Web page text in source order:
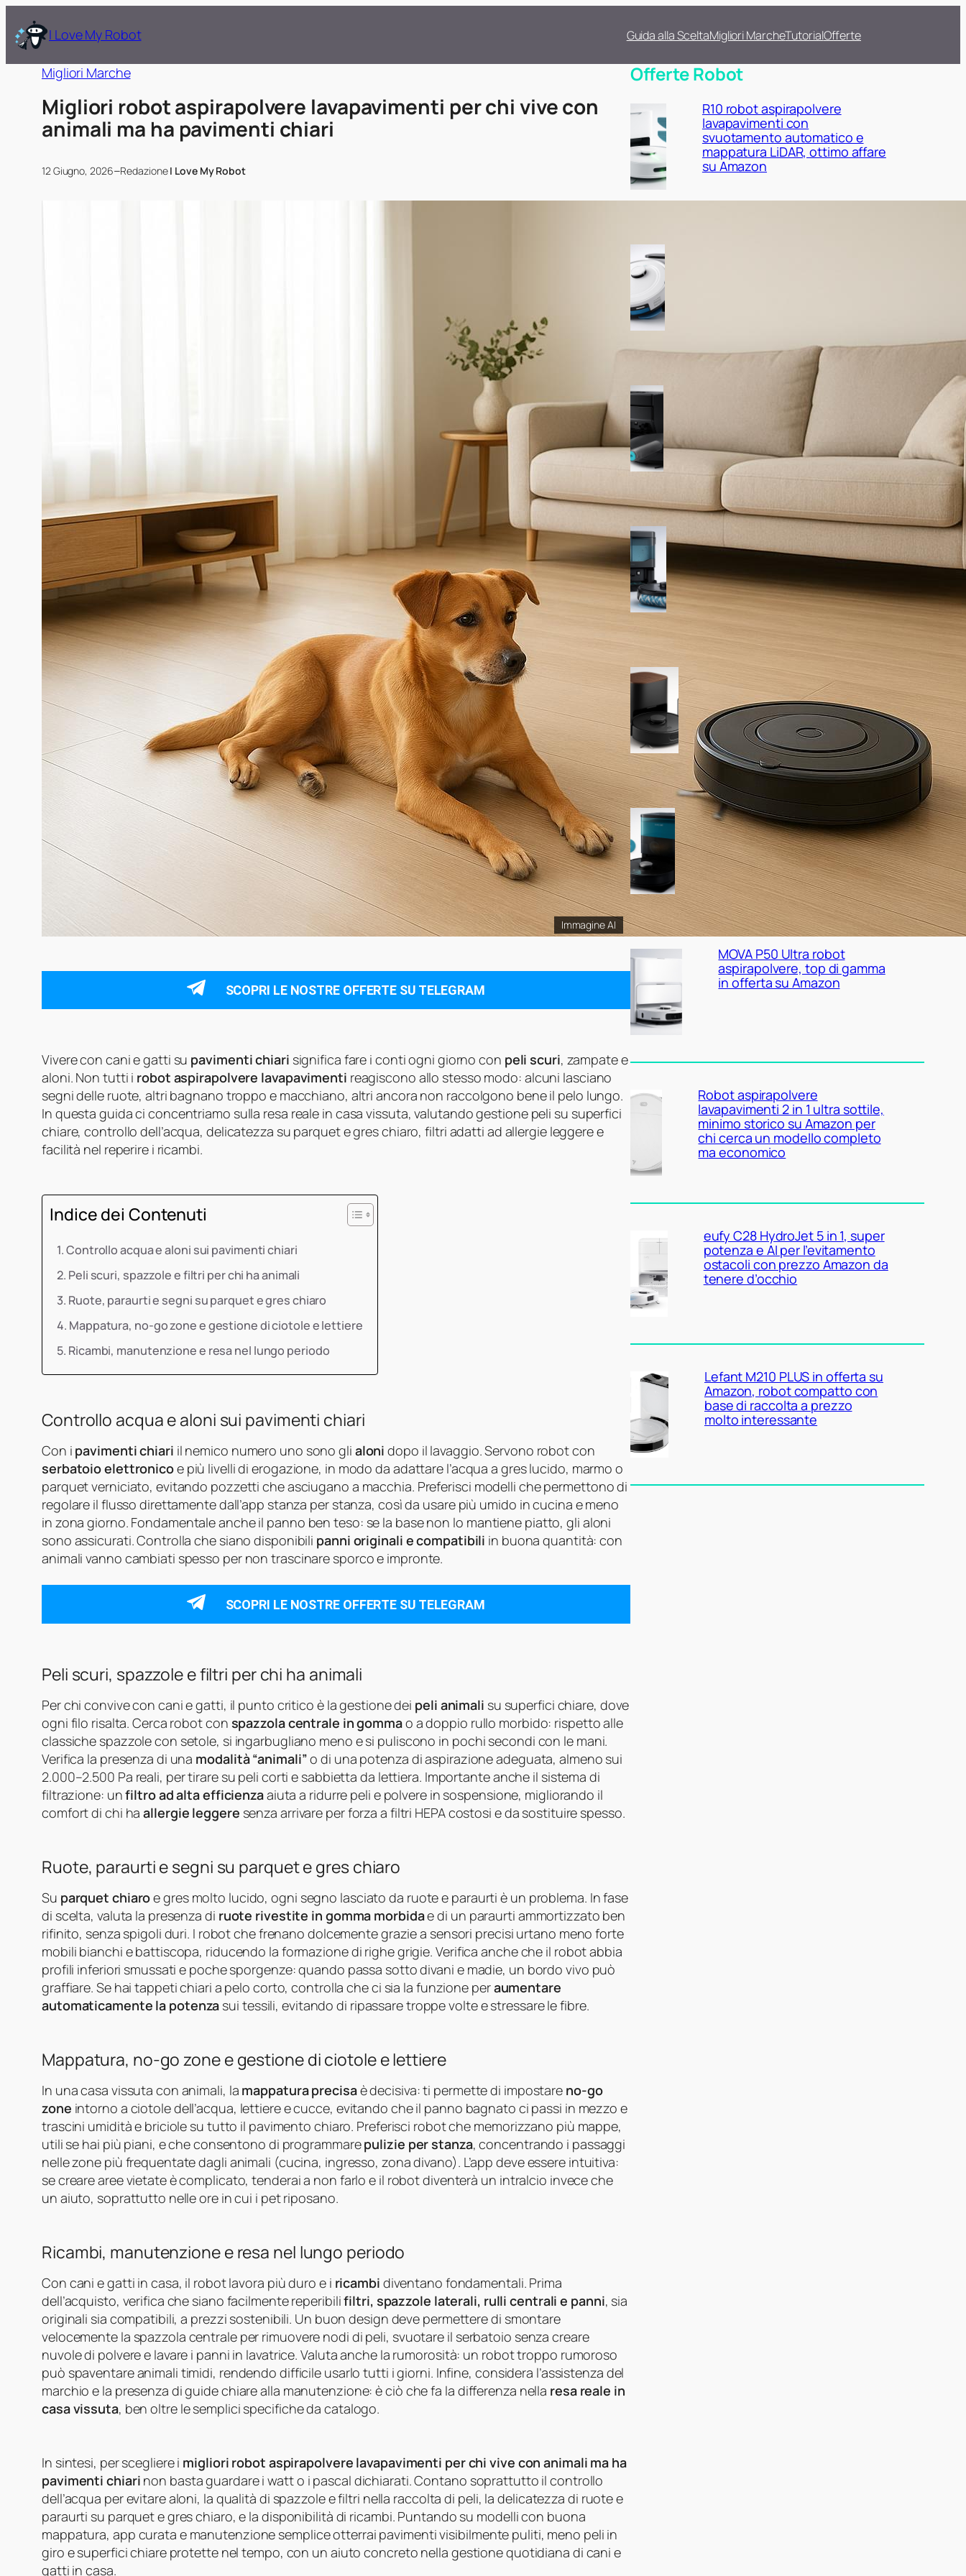
I Love My Robot Guida alla SceltaMigliori MarcheTutorialOfferte
Migliori Marche
Migliori robot aspirapolvere lavapavimenti per chi vive con
animali ma ha pavimenti chiari
12 Giugno, 2026–RedazioneI Love My Robot
Immagine AI
SCOPRI LE NOSTRE OFFERTE SU TELEGRAM
Vivere con cani e gatti su pavimenti chiari significa fare i conti ogni giorno con peli scuri, zampate e
aloni. Non tutti i robot aspirapolvere lavapavimenti reagiscono allo stesso modo: alcuni lasciano
segni delle ruote, altri bagnano troppo e macchiano, altri ancora non raccolgono bene il pelo lungo.
In questa guida ci concentriamo sulla resa reale in casa vissuta, valutando gestione peli su superfici
chiare, controllo dell’acqua, delicatezza su parquet e gres chiaro, filtri adatti ad allergie leggere e
facilità nel reperire i ricambi.
Indice dei Contenuti
Controllo acqua e aloni sui pavimenti chiari
Peli scuri, spazzole e filtri per chi ha animali
Ruote, paraurti e segni su parquet e gres chiaro
Mappatura, no-go zone e gestione di ciotole e lettiere
Ricambi, manutenzione e resa nel lungo periodo
Controllo acqua e aloni sui pavimenti chiari
Con i pavimenti chiari il nemico numero uno sono gli aloni dopo il lavaggio. Servono robot con
serbatoio elettronicoe più livelli di erogazione, in modo da adattare l’acqua a gres lucido, marmo o
parquet verniciato, evitando pozzetti che asciugano a macchia. Preferisci modelli che permettono di
regolare il flusso direttamente dall’app stanza per stanza, così da usare più umido in cucina e meno
in zona giorno. Fondamentale anche il panno ben teso: se la base non lo mantiene piatto, gli aloni
sono assicurati. Controlla che siano disponibili panni originali e compatibili in buona quantità: con
animali vanno cambiati spesso per non trascinare sporco e impronte.
SCOPRI LE NOSTRE OFFERTE SU TELEGRAM
Peli scuri, spazzole e filtri per chi ha animali
Per chi convive con cani e gatti, il punto critico è la gestione dei peli animali su superfici chiare, dove
ogni filo risalta. Cerca robot con spazzola centrale in gommao a doppio rullo morbido: rispetto alle
classiche spazzole con setole, si ingarbugliano meno e si puliscono in pochi secondi con le mani.
Verifica la presenza di una modalità “animali”o di una potenza di aspirazione adeguata, almeno sui
2.000–2.500 Pa reali, per tirare su peli corti e sabbietta da lettiera. Importante anche il sistema di
filtrazione: unfiltro ad alta efficienzaaiuta a ridurre peli e polvere in sospensione, migliorando il
comfort di chi haallergie leggere senza arrivare per forza a filtri HEPA costosi e da sostituire spesso.
Ruote, paraurti e segni su parquet e gres chiaro
Su parquet chiaroe gres molto lucido, ogni segno lasciato da ruote e paraurti è un problema. In fase
di scelta, valuta la presenza di ruote rivestite in gomma morbidae di un paraurti ammortizzato ben
rifinito, senza spigoli duri. I robot che frenano dolcemente grazie a sensori precisi urtano meno forte
mobili bianchi e battiscopa, riducendo la formazione di righe grigie. Verifica anche che il robot abbia
profili inferiori smussati e poche sporgenze: quando passa sotto divani e madie, un bordo vivo può
graffiare. Se hai tappeti chiari a pelo corto, controlla che ci sia la funzione peraumentare
automaticamente la potenza sui tessili, evitando di ripassare troppe volte e stressare le fibre.
Mappatura, no-go zone e gestione di ciotole e lettiere
In una casa vissuta con animali, la mappatura precisaè decisiva: ti permette di impostare no-go
zone intorno a ciotole dell’acqua, lettiere e cucce, evitando che il panno bagnato ci passi in mezzo e
trascini umidità e briciole su tutto il pavimento chiaro. Preferisci robot che memorizzano più mappe,
utili se hai più piani, e che consentono di programmarepulizie per stanza, concentrando i passaggi
nelle zone più frequentate dagli animali (cucina, ingresso, zona divano). L’app deve essere intuitiva:
se creare aree vietate è complicato, tenderai a non farlo e il robot diventerà un intralcio invece che
un aiuto, soprattutto nelle ore in cui i pet riposano.
Ricambi, manutenzione e resa nel lungo periodo
Con cani e gatti in casa, il robot lavora più duro e i ricambi diventano fondamentali. Prima
dell’acquisto, verifica che siano facilmente reperibilifiltri, spazzole laterali, rulli centrali e panni, sia
originali sia compatibili, a prezzi sostenibili. Un buon design deve permettere di smontare
velocemente la spazzola centrale per rimuovere nodi di peli, svuotare il serbatoio senza creare
nuvole di polvere e lavare i panni in lavatrice. Valuta anche la rumorosità: un robot troppo rumoroso
può spaventare animali timidi, rendendo difficile usarlo tutti i giorni. Infine, considera l’assistenza del
marchio e la presenza di guide chiare alla manutenzione: è ciò che fa la differenza nella resa reale in
casa vissuta, ben oltre le semplici specifiche da catalogo.
In sintesi, per scegliere i migliori robot aspirapolvere lavapavimenti per chi vive con animali ma ha
pavimenti chiari non basta guardare i watt o i pascal dichiarati. Contano soprattutto il controllo
dell’acqua per evitare aloni, la qualità di spazzole e filtri nella raccolta di peli, la delicatezza di ruote e
paraurti su parquet e gres chiaro, e la disponibilità di ricambi. Puntando su modelli con buona
mappatura, app curata e manutenzione semplice otterrai pavimenti visibilmente puliti, meno peli in
giro e superfici chiare protette nel tempo, con un aiuto concreto nella gestione quotidiana di cani e
gatti in casa.
Offerte Robot
R10 robot aspirapolvere
lavapavimenti con
svuotamento automatico e
mappatura LiDAR, ottimo affare
su Amazon
Lefant M5 MAX, robot
aspirapolvere lavapavimenti
con rullo riscaldato e base
autopulente: occasione da
cogliere su Amazon
Lefant M210 PRO OMNI, robot
aspirapolvere lavapavimenti
completo con base
multifunzione in offerta su
Amazon
SwitchBot K11+ robot
aspirapolvere e
lavapavimenti, minimo
storico su Amazon
Cecotec Conga X50 X-Treme,
robot con base autovuotante
a prezzo super su Amazon
MOVA P50 Ultra robot
aspirapolvere, top di gamma
in offerta su Amazon
Robot aspirapolvere
lavapavimenti 2 in 1 ultra sottile,
minimo storico su Amazon per
chi cerca un modello completo
ma economico
eufy C28 HydroJet 5 in 1, super
potenza e AI per l’evitamento
ostacoli con prezzo Amazon da
tenere d’occhio
Lefant M210 PLUS in offerta su
Amazon, robot compatto con
base di raccolta a prezzo
molto interessante